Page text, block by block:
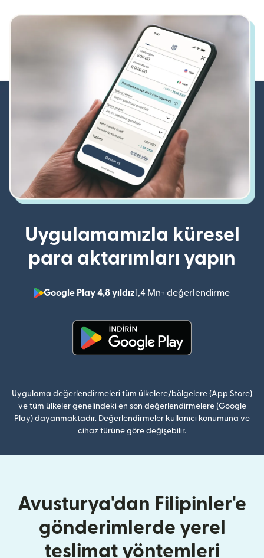
Uygulamamızla küresel
para aktarımları yapın
Google Play 4,8 yıldız1,4 Mn+ değerlendirme
Uygulama değerlendirmeleri tüm ülkelere/bölgelere (App Store)
ve tüm ülkeler genelindeki en son değerlendirmelere (Google
Play) dayanmaktadır. Değerlendirmeler kullanıcı konumuna ve
cihaz türüne göre değişebilir.
Avusturya'dan Filipinler'e
gönderimlerde yerel
teslimat yöntemleri